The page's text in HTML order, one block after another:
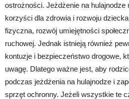
ostrożności. Jeżdżenie na
korzyści dla zdrowia i rozwoju
fizyczna, rozwój umiejętności
ruchowej. Jednak istnieją również
kontuzje i bezpieczeństwo drogowe,
uwagę. Dlatego ważne jest, aby
podczas jeżdżenia na hulajnodze i
sprzęt ochronny. Jeżeli wszystkie te